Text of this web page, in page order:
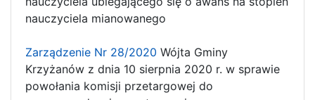
nauczyciela mianowanego
Zarządzenie Nr 28/2020 Wójta Gminy
Krzyżanów z dnia 10 sierpnia 2020 r. w sprawie
powołania komisji przetargowej do